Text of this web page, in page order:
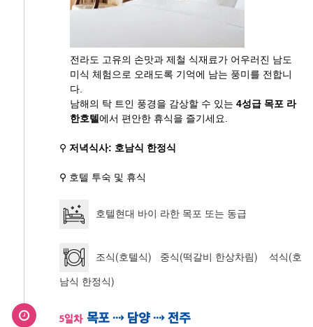
전라도 고유의 손맛과 제철 식재료가 어우러진 남도
미식 체험으로 오래도록 기억에 남는 풍미를 전합니
다.
남해의 탁 트인 풍경을 감상할 수 있는 4성급 목포 라
한호텔에서 편안한 휴식을 즐기세요.
⚲ 저녁식사: 호남식 한정식
⚲ 호텔 투숙 및 휴식
호텔현대 바이 라한 목포 또는 동급
조식(호텔식) 중식(떡갈비 한상차림) 석식(호
남식 한정식)
5일차 목포 ⇢ 담양 ⇢ 전주